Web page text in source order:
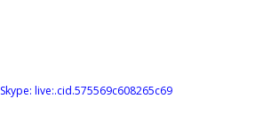
Skype: live:.cid.575569c608265c69